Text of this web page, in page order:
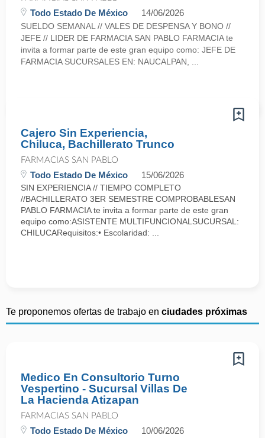
Todo Estado De México 14/06/2026
SUELDO SEMANAL // VALES DE DESPENSA Y BONO //
JEFE // LIDER DE FARMACIA SAN PABLO FARMACIA te
invita a formar parte de este gran equipo como: JEFE DE
FARMACIA SUCURSALES EN: NAUCALPAN, ...
Cajero Sin Experiencia,
Chiluca, Bachillerato Trunco
FARMACIAS SAN PABLO
Todo Estado De México 15/06/2026
SIN EXPERIENCIA // TIEMPO COMPLETO
//BACHILLERATO 3ER SEMESTRE COMPROBABLESAN
PABLO FARMACIA te invita a formar parte de este gran
equipo como:ASISTENTE MULTIFUNCIONALSUCURSAL:
CHILUCARequisitos:• Escolaridad: ...
Te proponemos ofertas de trabajo en ciudades próximas
Medico En Consultorio Turno
Vespertino - Sucursal Villas De
La Hacienda Atizapan
FARMACIAS SAN PABLO
Todo Estado De México 10/06/2026